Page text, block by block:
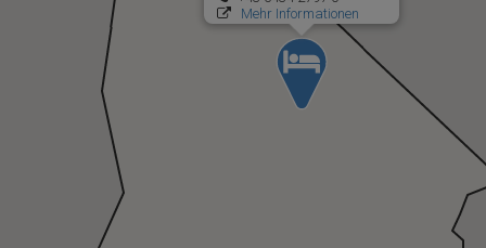
Mehr Informationen